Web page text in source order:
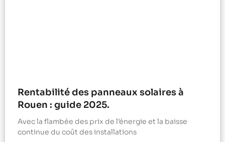
Rentabilité des panneaux solaires à
Rouen : guide 2025.
Avec la flambée des prix de l’énergie et la baisse
continue du coût des installations